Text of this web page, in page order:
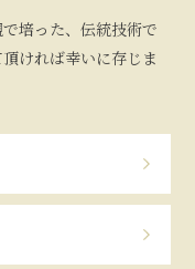
培った、伝統技術で
ければ幸いに存じま